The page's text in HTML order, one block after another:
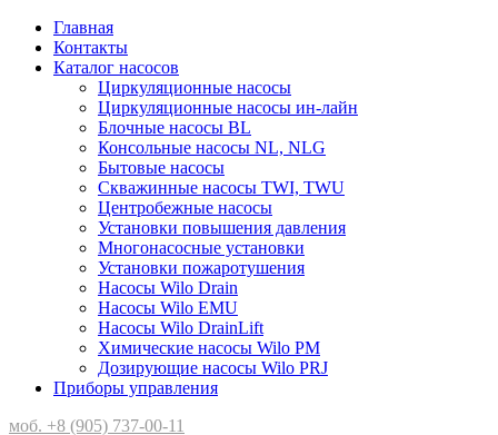
Главная
Контакты
Каталог насосов
Циркуляционные насосы
Циркуляционные насосы ин-лайн
Блочные насосы BL
Консольные насосы NL, NLG
Бытовые насосы
Скважинные насосы TWI, TWU
Центробежные насосы
Установки повышения давления
Многонасосные установки
Установки пожаротушения
Насосы Wilo Drain
Насосы Wilo EMU
Насосы Wilo DrainLift
Химические насосы Wilo PM
Дозирующие насосы Wilo PRJ
Приборы управления
моб. +8 (905) 737-00-11